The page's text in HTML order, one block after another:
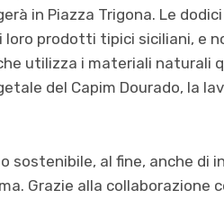
in Piazza Trigona. Le
loro prodotti tipici siciliani, e
utilizza i materiali naturali
del Capim Dourado, la
sostenibile, al fine, anche di
Grazie alla collaborazione